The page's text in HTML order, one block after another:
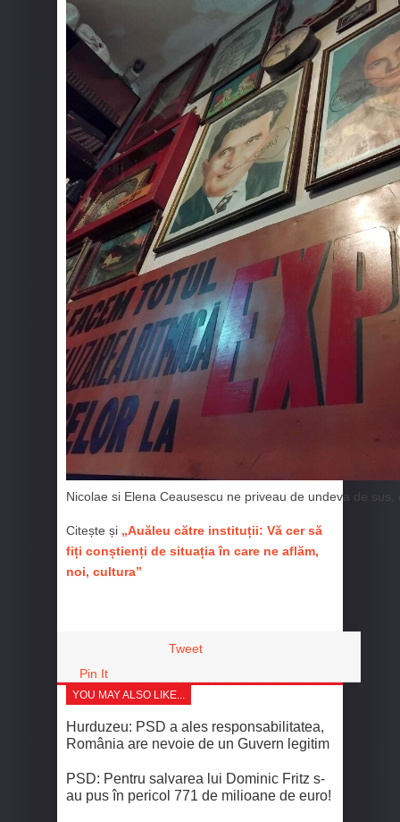
Nicolae si Elena Ceausescu ne priveau de undeva de
Citește și „Auăleu către instituții: Vă cer să
fiți conștienți de situația în care ne aflăm,
noi, cultura”
Tweet
Pin It
YOU MAY ALSO LIKE...
Hurduzeu: PSD a ales responsabilitatea,
România are nevoie de un Guvern legitim
PSD: Pentru salvarea lui Dominic Fritz s-
au pus în pericol 771 de milioane de euro!